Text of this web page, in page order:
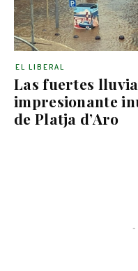
Las fuertes
impresionante
de Platja d’Aro
EL LIBERAL
-